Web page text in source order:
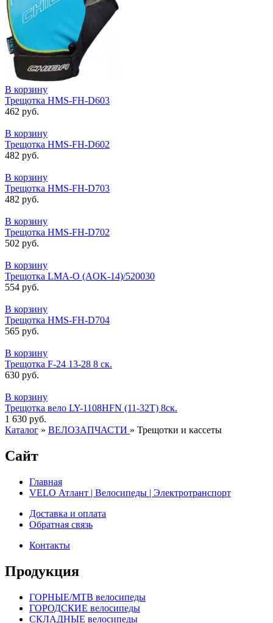
В корзину
Трещотка HMS-FH-D603
462 руб.
В корзину
Трещотка HMS-FH-D602
482 руб.
В корзину
Трещотка HMS-FH-D703
482 руб.
В корзину
Трещотка HMS-FH-D702
502 руб.
В корзину
Трещотка LMA-O (AOK-14)/520030
554 руб.
В корзину
Трещотка HMS-FH-D704
565 руб.
В корзину
Трещотка F-24 13-28 8 ск.
630 руб.
В корзину
Трещотка вело LY-1108HFN (11-32T) 8ск.
1 630 руб.
Каталог » ВЕЛОЗАПЧАСТИ » Трещотки и кассеты
Сайт
Главная
VELO Атлант | Велосипеды | Электротранспорт
Доставка и оплата
Обратная связь
Контакты
Продукция
ГОРНЫЕ/MTB велосипеды
ГОРОДСКИЕ велосипеды
СКЛАДНЫЕ велосипеды